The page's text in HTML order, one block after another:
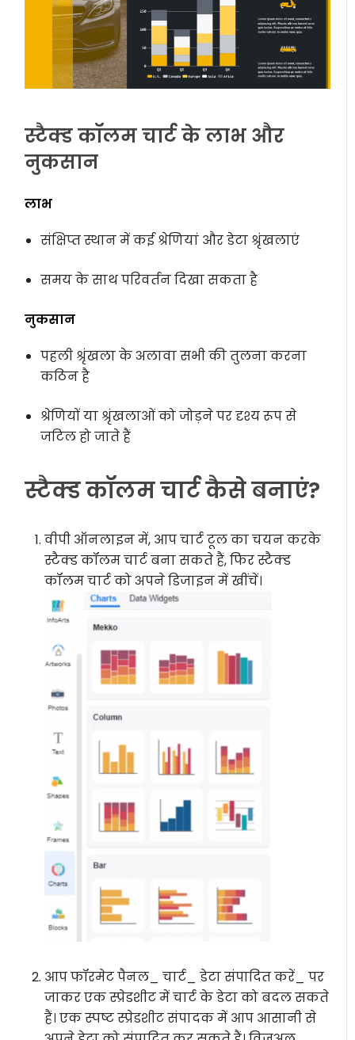
स्टैक्ड कॉलम चार्ट के लाभ और
नुकसान
लाभ
संक्षिप्त स्थान में कई श्रेणियां और डेटा श्रृंखलाएं
समय के साथ परिवर्तन दिखा सकता है
नुकसान
पहली श्रृंखला के अलावा सभी की तुलना करना
कठिन है
श्रेणियों या श्रृंखलाओं को जोड़ने पर दृश्य रूप से
जटिल हो जाते हैं
स्टैक्ड कॉलम चार्ट कैसे बनाएं?
वीपी ऑनलाइन में, आप चार्ट टूल का चयन करके
स्टैक्ड कॉलम चार्ट बना सकते हैं, फिर स्टैक्ड
कॉलम चार्ट को अपने डिजाइन में खींचें।
आप फॉरमेट पैनल_ चार्ट_ डेटा संपादित करें_ पर
जाकर एक स्प्रेडशीट में चार्ट के डेटा को बदल सकते
हैं। एक स्पष्ट स्प्रेडशीट संपादक में आप आसानी से